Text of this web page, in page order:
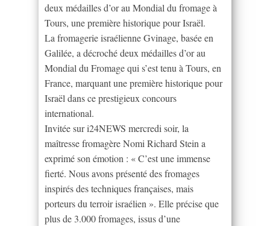
deux médailles d’or au Mondial du fromage à
Tours, une première historique pour Israël.
La fromagerie israélienne Gvinage, basée en
Galilée, a décroché deux médailles d’or au
Mondial du Fromage qui s’est tenu à Tours, en
France, marquant une première historique pour
Israël dans ce prestigieux concours
international.
Invitée sur i24NEWS mercredi soir, la
maîtresse fromagère Nomi Richard Stein a
exprimé son émotion : « C’est une immense
fierté. Nous avons présenté des fromages
inspirés des techniques françaises, mais
porteurs du terroir israélien ». Elle précise que
plus de 3.000 fromages, issus d’une